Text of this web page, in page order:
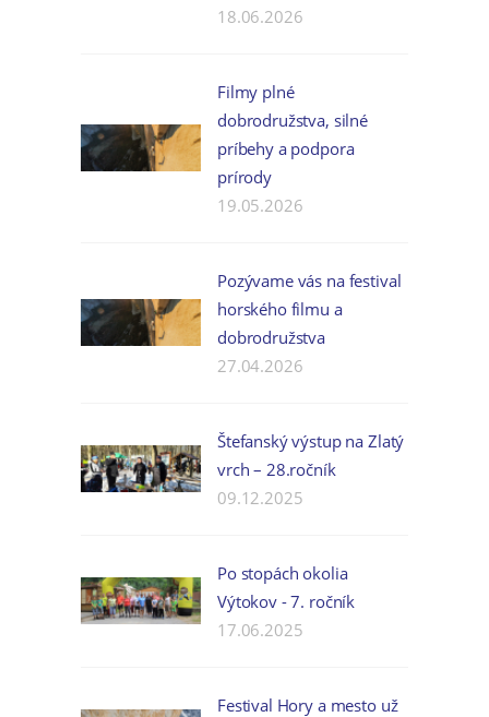
18.06.2026
Filmy plné
dobrodružstva, silné
príbehy a podpora
prírody
19.05.2026
Pozývame vás na festival
horského filmu a
dobrodružstva
27.04.2026
Štefanský výstup na Zlatý
vrch – 28.ročník
09.12.2025
Po stopách okolia
Výtokov - 7. ročník
17.06.2025
Festival Hory a mesto už